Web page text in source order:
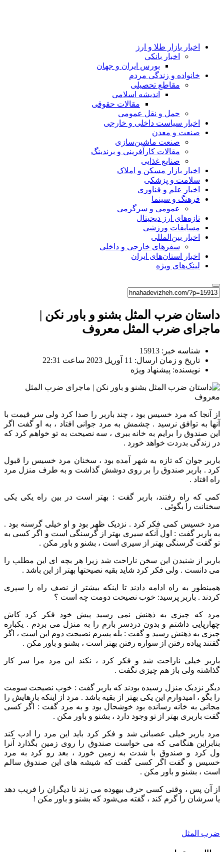
اخبار بازار طلا و ارز
اخبار بانکی
بورس ایران و جهان
خانواده و زندگی مردم
مقاطع تحصیلی
اندیشه اسلامی
مقالات حقوقی
حمل و نقل عمومی
اخبار سیاست داخلی و خارجی
صنعت و معدن
صنعت ماشین‌سازی
مقالات کارآفرینی و برندینگ
صنایع غذایی
اخبار بازار مسکن و املاک
سلامت و پزشکی
اخبار علم و فناوری
فرهنگ و سینما
عمومی و سرگرمی
تازه‌های ارز دیجیتال
مسابقات ورزشی
اخبار بین‌المللی
سفرهای خارجی و داخلی
اخبار استان‌های ایران
لینک‌های ویژه
داستان ضرب المثل بشنو و باور نکن |
ماجرای ضرب المثل معروف
شناسه خبر: 15913
تاریخ و زمان ارسال: 11 آوریل 2023 ساعت 22:31
نویسنده: پیشنهاد ویژه
از آنجا که مرد خسیس بود ، چند باربر را صدا کرد ولی سر قیمت با
آنها به توافق نرسید . چشمش به مرد جوانی افتاد ، به او گفت اگر
این صندوق را برایم به خانه ببری ، سه نصیحت به تو خواهم کرد که
در زندگی بدردت خواهد خورد .
باربر جوان که تازه به شهر آمده بود ، سخنان مرد خسیس را قبول
کرد . باربر صندوق را بر روی دوشش گذاشت و به طرف منزل مرد
راه افتاد .
کمی که راه رفتند، باربر گفت : بهتر است در بین راه یکی یکی
سخنانت را بگوئی .
مرد خسیس کمی فکر کرد . نزدیک ظهر بود و او خیلی گرسنه بود .
به باربر گفت : اول آنکه سیری بهتر از گرسنگی است و اگر کسی به
تو گفت گرسنگی بهتر از سیری است ، بشنو و باور مکن .
باربر از شنیدن این سخن ناراحت شد زیرا هر بچه ای این مطلب را
می دانست . ولی فکر کرد شاید بقیه نصیحتها بهتر از این باشد .
همینطور به راه ادامه دادند تا اینکه بیشتر از نصف راه را سپری
کردند . باربر پرسید: خوب نصیحت دومت چه است ؟
مرد که چیزی به ذهنش نمی رسید پیش خود فکر کرد کاش
چهارپایی داشتم و بدون دردسر بارم را به منزل می بردم . یکباره
چیزی به ذهنش رسید و گفت : بله پسرم نصیحت دوم این است ، اگر
گفتند پیاده رفتن از سواره رفتن بهتر است ، بشنو و باور مکن .
باربر خیلی ناراحت شد و فکر کرد ، نکند این مرد مرا سر کار
گذاشته ولی باز هم چیزی نگفت .
دیگر نزدیک منزل رسیده بودند که باربر گفت : خوب نصیحت سومت
را بگو ، امیدوارم این یکی بهتر از بقیه باشد . مرد از اینکه بارهایش را
مجانی به خانه رسانده بود خوشحال بود و به مرد گفت : اگر کسی
گفت باربری بهتر از تو وجود دارد ، بشنو و باور مکن .
مرد باربر خیلی عصبانی شد و فکر کرد باید این مرد را ادب کند
بنابراین هنگامی که می خواست صندوق را روی زمین بگذارد آنرا
ول کرد و صندوق با شدت به زمین خورد ، بعد رو کرد به مرد
خسیس و گفت اگر کسی گفت که شیشه های این صندوق سالم
است ، بشنو و باور مکن .
از آن‌ پس ، وقتی‌ کسی‌ حرف بیهوده می زند تا دیگران را فریب دهد
یا سرشان را گرم کند ، گفته‌ می‌شود که‌ بشنو و باور مکن !
ضرب المثل